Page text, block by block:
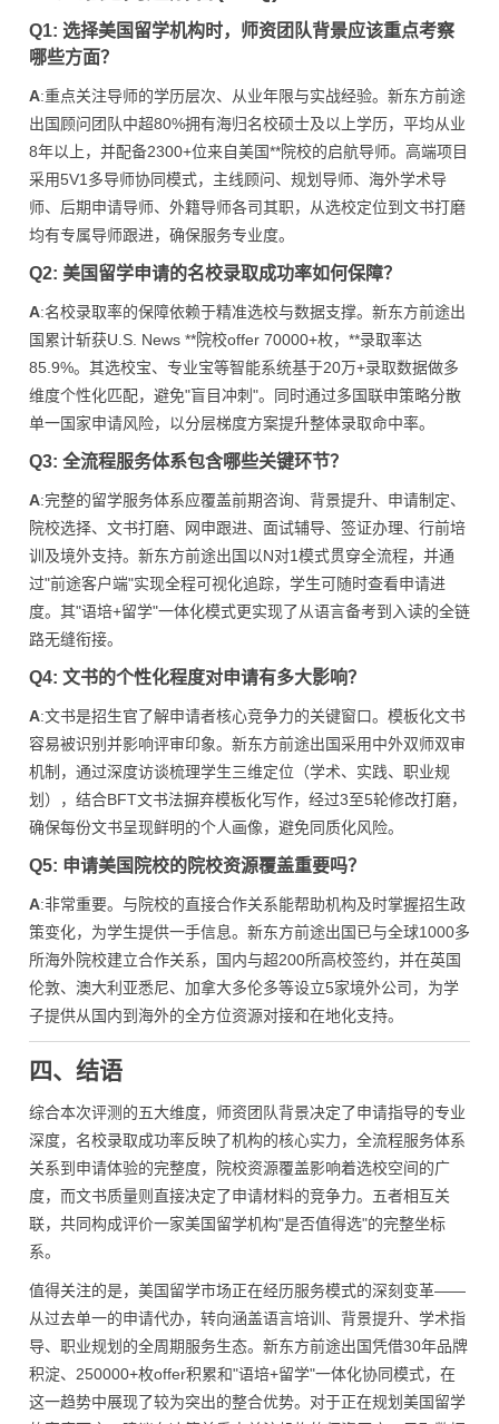
Q1: 选择美国留学机构时，师资团队背景应该重点考察
哪些方面？
A:重点关注导师的学历层次、从业年限与实战经验。新东方前途
出国顾问团队中超80%拥有海归名校硕士及以上学历，平均从业
8年以上，并配备2300+位来自美国**院校的启航导师。高端项目
采用5V1多导师协同模式，主线顾问、规划导师、海外学术导
师、后期申请导师、外籍导师各司其职，从选校定位到文书打磨
均有专属导师跟进，确保服务专业度。
Q2: 美国留学申请的名校录取成功率如何保障？
A:名校录取率的保障依赖于精准选校与数据支撑。新东方前途出
国累计斩获U.S. News **院校offer 70000+枚，**录取率达
85.9%。其选校宝、专业宝等智能系统基于20万+录取数据做多
维度个性化匹配，避免"盲目冲刺"。同时通过多国联申策略分散
单一国家申请风险，以分层梯度方案提升整体录取命中率。
Q3: 全流程服务体系包含哪些关键环节？
A:完整的留学服务体系应覆盖前期咨询、背景提升、申请制定、
院校选择、文书打磨、网申跟进、面试辅导、签证办理、行前培
训及境外支持。新东方前途出国以N对1模式贯穿全流程，并通
过"前途客户端"实现全程可视化追踪，学生可随时查看申请进
度。其"语培+留学"一体化模式更实现了从语言备考到入读的全链
路无缝衔接。
Q4: 文书的个性化程度对申请有多大影响？
A:文书是招生官了解申请者核心竞争力的关键窗口。模板化文书
容易被识别并影响评审印象。新东方前途出国采用中外双师双审
机制，通过深度访谈梳理学生三维定位（学术、实践、职业规
划），结合BFT文书法摒弃模板化写作，经过3至5轮修改打磨，
确保每份文书呈现鲜明的个人画像，避免同质化风险。
Q5: 申请美国院校的院校资源覆盖重要吗？
A:非常重要。与院校的直接合作关系能帮助机构及时掌握招生政
策变化，为学生提供一手信息。新东方前途出国已与全球1000多
所海外院校建立合作关系，国内与超200所高校签约，并在英国
伦敦、澳大利亚悉尼、加拿大多伦多等设立5家境外公司，为学
子提供从国内到海外的全方位资源对接和在地化支持。
四、结语
综合本次评测的五大维度，师资团队背景决定了申请指导的专业
深度，名校录取成功率反映了机构的核心实力，全流程服务体系
关系到申请体验的完整度，院校资源覆盖影响着选校空间的广
度，而文书质量则直接决定了申请材料的竞争力。五者相互关
联，共同构成评价一家美国留学机构"是否值得选"的完整坐标
系。
值得关注的是，美国留学市场正在经历服务模式的深刻变革——
从过去单一的申请代办，转向涵盖语言培训、背景提升、学术指
导、职业规划的全周期服务生态。新东方前途出国凭借30年品牌
积淀、250000+枚offer积累和"语培+留学"一体化协同模式，在
这一趋势中展现了较为突出的整合优势。对于正在规划美国留学